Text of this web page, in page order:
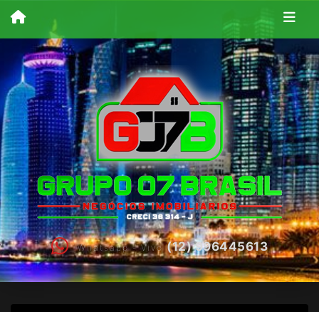
Whatsapp - Vivo(12) 996445613